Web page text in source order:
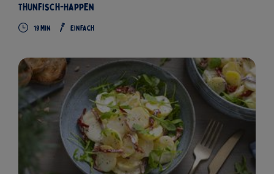
Thunfisch-Happen
19 Min Einfach